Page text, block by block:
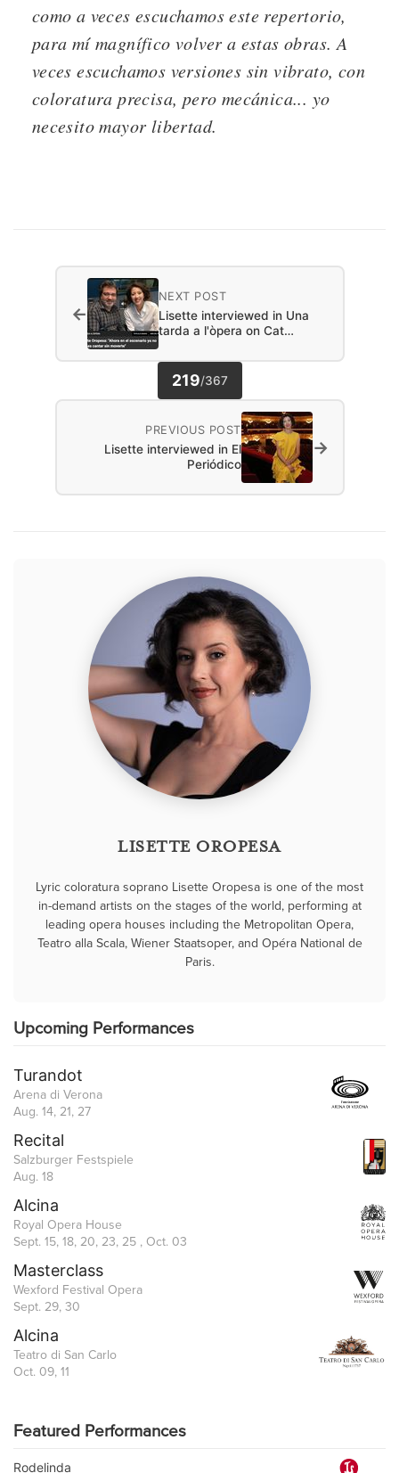
como a veces escuchamos este repertorio,
para mí magnífico volver a estas obras. A
veces escuchamos versiones sin vibrato, con
coloratura precisa, pero mecánica... yo
necesito mayor libertad.
NEXT POST
Lisette interviewed in Una
tarda a l'òpera on Cat…
←
219/367
PREVIOUS POST
Lisette interviewed in El
Periódico
→
LISETTE OROPESA
Lyric coloratura soprano Lisette Oropesa is one of the most
in-demand artists on the stages of the world, performing at
leading opera houses including the Metropolitan Opera,
Teatro alla Scala, Wiener Staatsoper, and Opéra National de
Paris.
Upcoming Performances
Turandot
Arena di Verona
Aug. 14, 21, 27
Recital
Salzburger Festspiele
Aug. 18
Alcina
Royal Opera House
Sept. 15, 18, 20, 23, 25 , Oct. 03
Masterclass
Wexford Festival Opera
Sept. 29, 30
Alcina
Teatro di San Carlo
Oct. 09, 11
Featured Performances
Rodelinda